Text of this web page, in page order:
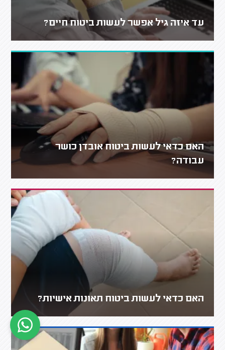
עד איזה גיל אפשר לעשות ביטוח חיים?
האם כדאי לעשות ביטוח אובדן כושר
עבודה?
האם כדאי לעשות ביטוח תאונות אישיות?